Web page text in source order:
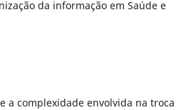
da informação em Saúde e
a complexidade envolvida na troca